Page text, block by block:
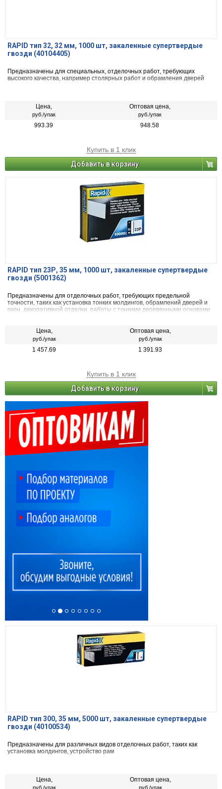
RAPID тип 32, 32 мм, 1000 шт, закаленные супертвердые
гвозди (40104405)
Предназначены для специальных, отделочных работ, требующих
высокого качества, например столярных работ и обрамления дверей
Цена,
руб./упак
Оптовая цена,
руб./упак
993.39 948.58
Купить в 1 клик
Добавить в корзину
RAPID тип 23Р, 35 мм, 1000 шт, закаленные супертвердые
гвозди (5001362)
Предназначены для отделочных работ, требующих предельной
точности, таких как установка тонких молдингов, обрамлений дверей и
окон, декоративной отделки, работы с тонкими деревянными основами
Цена,
руб./упак
Оптовая цена,
руб./упак
1 457.69 1 391.93
Купить в 1 клик
Добавить в корзину
RAPID тип 300, 35 мм, 5000 шт, закаленные супертвердые
гвозди (40100534)
Предназначены для различных видов отделочных работ, таких как
установка молдингов, устройство рам
Цена,
руб./упак
Оптовая цена,
руб./упак